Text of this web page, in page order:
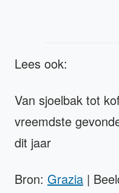
Lees ook:
Van sjoelbak tot
vreemdste
dit jaar
Bron: Grazia |